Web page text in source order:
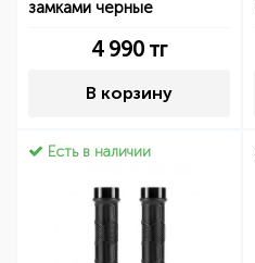
замками черные
4 990 тг
В корзину
Есть в наличии